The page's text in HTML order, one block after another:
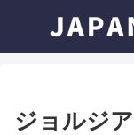
ジョルジ